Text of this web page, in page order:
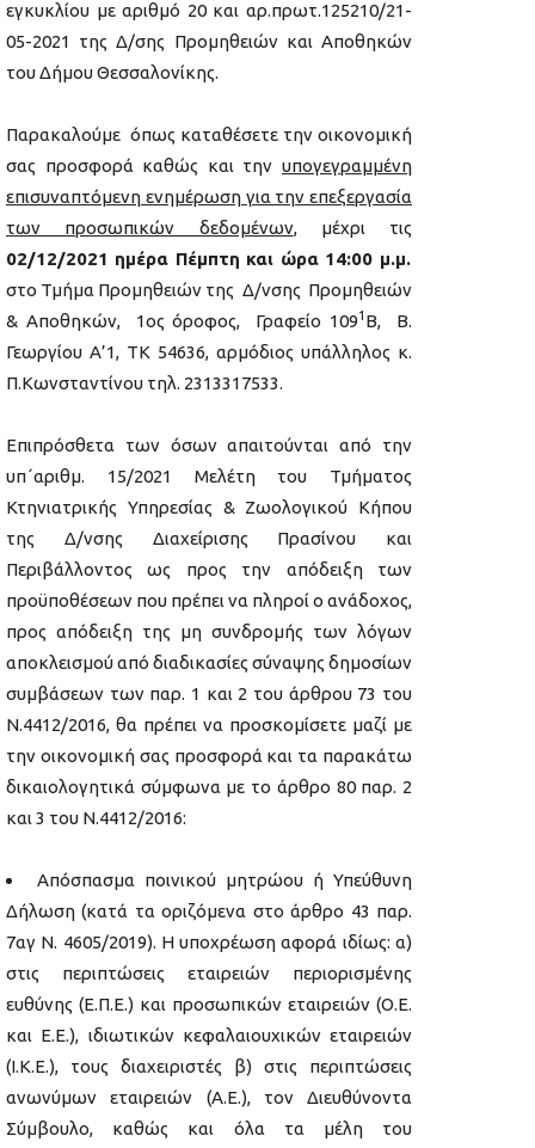
εγκυκλίου με αριθμό 20 και αρ.πρωτ.125210/21-
05-2021 της Δ/σης Προμηθειών και Αποθηκών
του Δήμου Θεσσαλονίκης.
Παρακαλούμε όπως καταθέσετε την οικονομική
σας προσφορά καθώς και την υπογεγραμμένη
επισυναπτόμενη ενημέρωση για την επεξεργασία
των προσωπικών δεδομένων, μέχρι τις
02/12/2021 ημέρα Πέμπτη και ώρα 14:00 μ.μ.
στο Τμήμα Προμηθειών της Δ/νσης Προμηθειών
& Αποθηκών, 1ος όροφος, Γραφείο 1091 Β, Β.
Γεωργίου Α’1, ΤΚ 54636, αρμόδιος υπάλληλος κ.
Π.Κωνσταντίνου τηλ. 2313317533.
Επιπρόσθετα των όσων απαιτούνται από την
υπ΄αριθμ. 15/2021 Μελέτη του Τμήματος
Κτηνιατρικής Υπηρεσίας & Ζωολογικού Κήπου
της Δ/νσης Διαχείρισης Πρασίνου και
Περιβάλλοντος ως προς την απόδειξη των
προϋποθέσεων που πρέπει να πληροί ο ανάδοχος,
προς απόδειξη της μη συνδρομής των λόγων
αποκλεισμού από διαδικασίες σύναψης δημοσίων
συμβάσεων των παρ. 1 και 2 του άρθρου 73 του
Ν.4412/2016, θα πρέπει να προσκομίσετε μαζί με
την οικονομική σας προσφορά και τα παρακάτω
δικαιολογητικά σύμφωνα με το άρθρο 80 παρ. 2
και 3 του Ν.4412/2016:
Απόσπασμα ποινικού μητρώου ή Υπεύθυνη
Δήλωση (κατά τα οριζόμενα στο άρθρο 43 παρ.
7αγ Ν. 4605/2019). Η υποχρέωση αφορά ιδίως: α)
στις περιπτώσεις εταιρειών περιορισμένης
ευθύνης (Ε.Π.Ε.) και προσωπικών εταιρειών (Ο.Ε.
και Ε.Ε.), ιδιωτικών κεφαλαιουχικών εταιρειών
(Ι.Κ.Ε.), τους διαχειριστές β) στις περιπτώσεις
ανωνύμων εταιρειών (Α.Ε.), τον Διευθύνοντα
Σύμβουλο, καθώς και όλα τα μέλη του